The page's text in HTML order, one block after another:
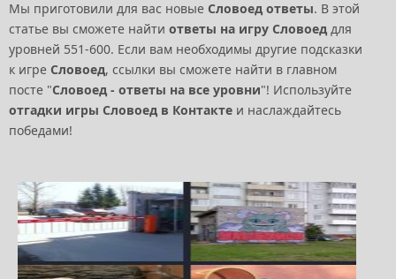
Мы приготовили для вас новые Словоед ответы. В этой
статье вы сможете найти ответы на игру Словоед для
уровней 551-600. Если вам необходимы другие подсказки
к игре Словоед, ссылки вы сможете найти в главном
посте "Словоед - ответы на все уровни"! Используйте
отгадки игры Словоед в Контакте и наслаждайтесь
победами!